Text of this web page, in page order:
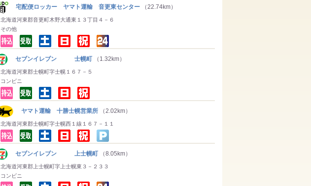
宅配便ロッカー ヤマト運輸 音更東センター （22.74km）
北海道河東郡音更町木野大通東１３丁目４－６
その他
セブンイレブン 士幌町 （1.32km）
北海道河東郡士幌町字士幌１６７－５
コンビニ
ヤマト運輸 十勝士幌営業所 （2.02km）
北海道河東郡士幌町字士幌西１線１６７－１１
セブンイレブン 上士幌町 （8.05km）
北海道河東郡上士幌町字上士幌東３－２３３
コンビニ